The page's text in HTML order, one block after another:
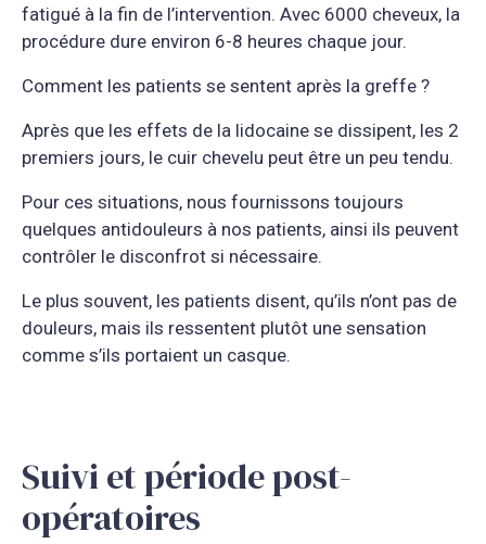
fatigué à la fin de l’intervention. Avec 6000 cheveux, la
procédure dure environ 6-8 heures chaque jour.
Comment les patients se sentent après la greffe ?
Après que les effets de la lidocaine se dissipent, les 2
premiers jours, le cuir chevelu peut être un peu tendu.
Pour ces situations, nous fournissons toujours
quelques antidouleurs à nos patients, ainsi ils peuvent
contrôler le disconfrot si nécessaire.
Le plus souvent, les patients disent, qu’ils n’ont pas de
douleurs, mais ils ressentent plutôt une sensation
comme s’ils portaient un casque.
Suivi et période post-
opératoires